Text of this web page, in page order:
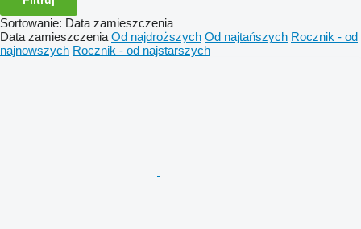
Sortowanie: Data zamieszczenia
Data zamieszczenia Od najdroższych Od najtańszych Rocznik - od
najnowszych Rocznik - od najstarszych